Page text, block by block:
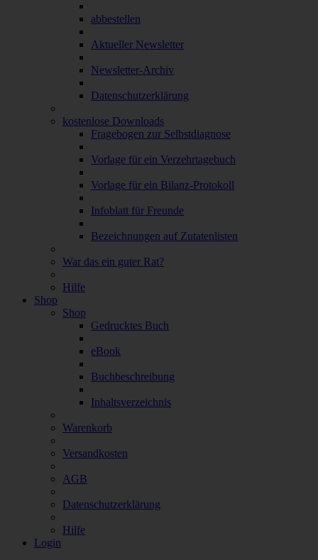
abbestellen
Aktueller Newsletter
Newsletter-Archiv
Datenschutzerklärung
kostenlose Downloads
Fragebogen zur Selbstdiagnose
Vorlage für ein Verzehrtagebuch
Vorlage für ein Bilanz-Protokoll
Infoblatt für Freunde
Bezeichnungen auf Zutatenlisten
War das ein guter Rat?
Hilfe
Shop
Shop
Gedrucktes Buch
eBook
Buchbeschreibung
Inhaltsverzeichnis
Warenkorb
Versandkosten
AGB
Datenschutzerklärung
Hilfe
Login